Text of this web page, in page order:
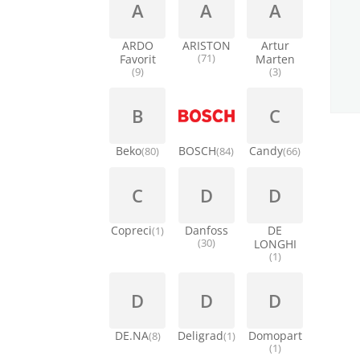
A
ARDO
Favorit
(9)
A
ARISTON
(71)
A
Artur
Marten
(3)
B
Beko(80) BOSCH(84)
C
Candy(66)
C
Copreci(1)
D
Danfoss
(30)
D
DE
LONGHI
(1)
D
DE.NA(8)
D
Deligrad(1)
D
Domopart
(1)